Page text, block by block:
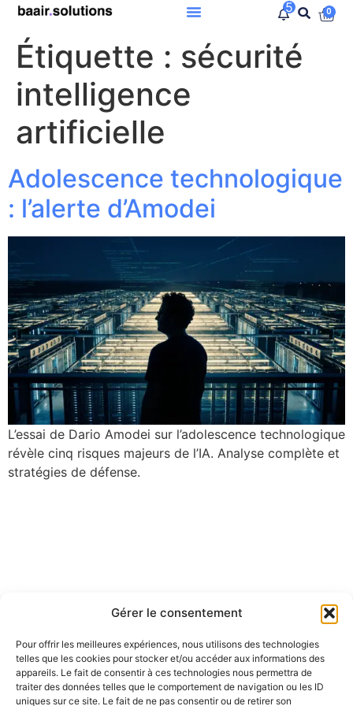
Gérer le consentement
Pour offrir les meilleures expériences, nous utilisons des technologies
telles que les cookies pour stocker et/ou accéder aux informations des
appareils. Le fait de consentir à ces technologies nous permettra de
traiter des données telles que le comportement de navigation ou les ID
uniques sur ce site. Le fait de ne pas consentir ou de retirer son
5 0
Étiquette : sécurité
intelligence
artificielle
Adolescence technologique
: l’alerte d’Amodei
L’essai de Dario Amodei sur l’adolescence technologique
révèle cinq risques majeurs de l’IA. Analyse complète et
stratégies de défense.